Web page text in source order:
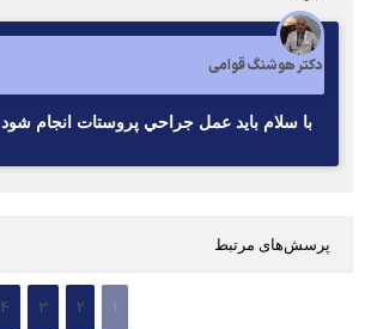
دکتر هوشنگ قوامی
با سلام بايد عمل جراحي پروستات انجام شود
1
2
3
4